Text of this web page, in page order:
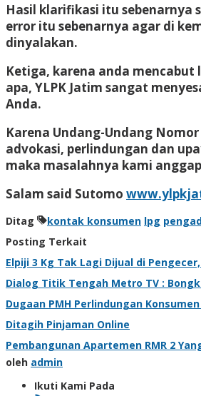
Hasil klarifikasi itu sebenarnya
error itu sebenarnya agar di
dinyalakan.
Ketiga, karena anda mencabut
apa, YLPK Jatim sangat
Anda.
Karena Undang-Undang
advokasi, perlindungan dan
maka masalahnya kami
Salam said Sutomo
Ditag kontak konsumen lpg
Posting Terkait
Elpiji 3 Kg Tak Lagi Dijual di
Dialog Titik Tengah Metro TV :
Dugaan PMH Perlindungan
Ditagih Pinjaman Online
Pembangunan Apartemen RMR 2
oleh admin
Ikuti Kami Pada